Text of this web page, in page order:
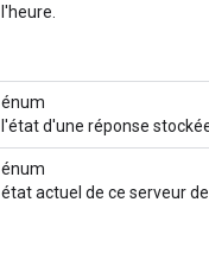
l'heure.
énum
l'état d'une réponse
énum
état actuel de ce serveur